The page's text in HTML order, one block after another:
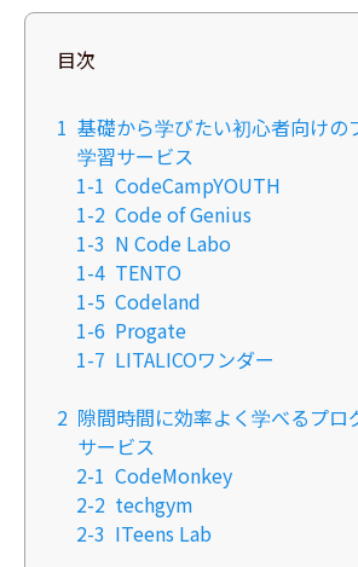
目次
1 基礎から学びたい初心者向けの
学習サービス
1-1 CodeCampYOUTH
1-2 Code of Genius
1-3 N Code Labo
1-4 TENTO
1-5 Codeland
1-6 Progate
1-7 LITALICOワンダー
2 隙間時間に効率よく学べるプロ
サービス
2-1 CodeMonkey
2-2 techgym
2-3 ITeens Lab